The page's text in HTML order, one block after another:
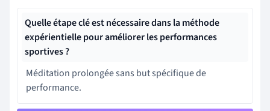
Quelle étape clé est nécessaire dans la méthode
expérientielle pour améliorer les performances
sportives ?
Méditation prolongée sans but spécifique de
performance.